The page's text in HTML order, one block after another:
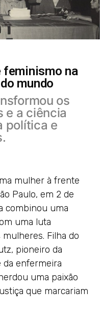
feminismo na
mundo
os
e a ciência
política e
mulher à frente
Paulo, em 2 de
combinou uma
uma luta
Filha do
pioneiro da
da enfermeira
uma paixão
que marcariam